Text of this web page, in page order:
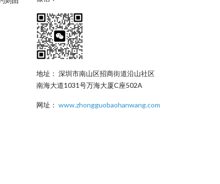
地址： 深圳市南山区招商街道沿山社区
南海大道1031号万海大厦C座502A
网址： www.zhongguobaohanwang.com